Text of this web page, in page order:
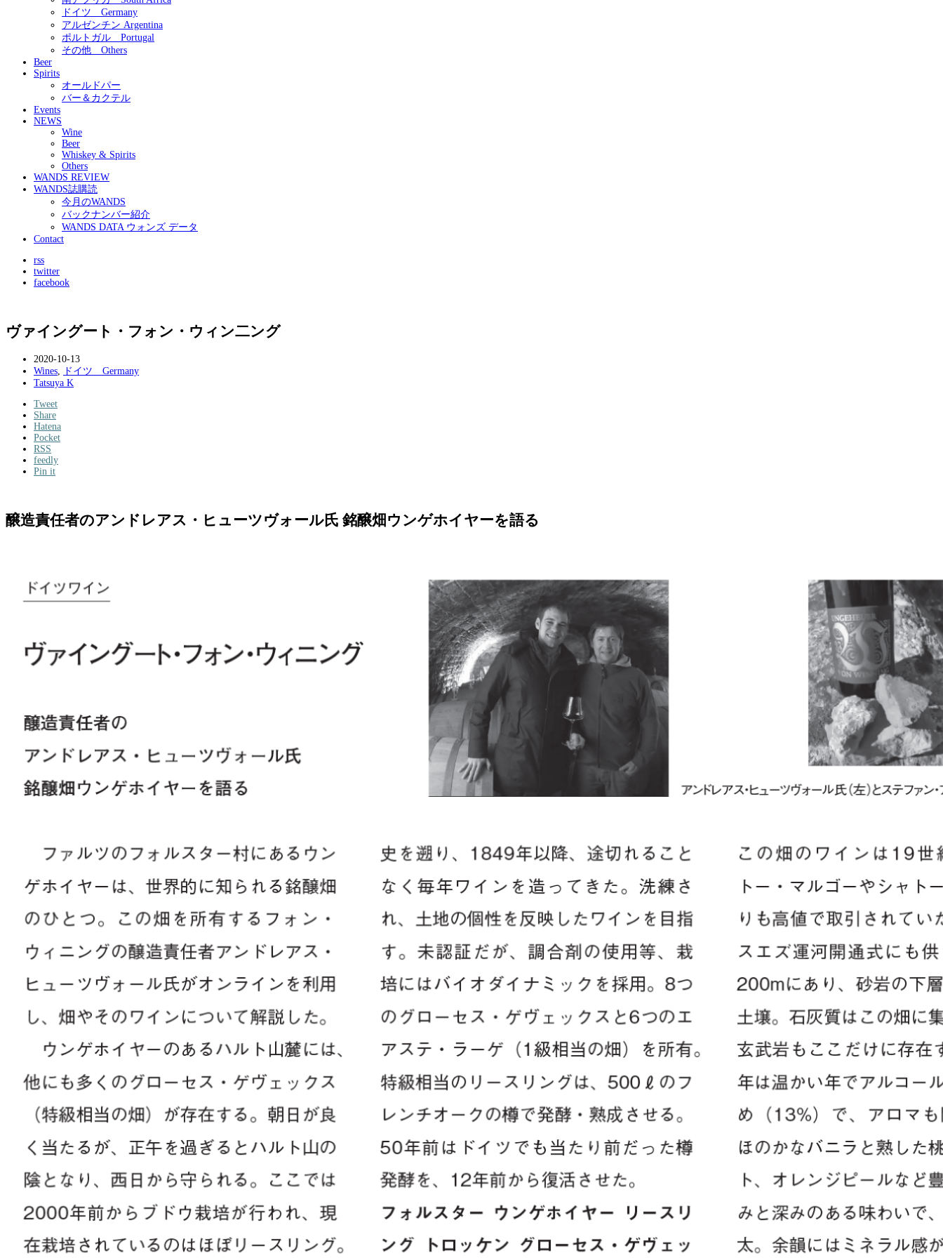
ドイツ Germany
アルゼンチン Argentina
ポルトガル Portugal
その他 Others
Beer
Spirits
オールドパー
バー＆カクテル
Events
NEWS
Wine
Beer
Whiskey & Spirits
Others
WANDS REVIEW
WANDS誌購読
今月のWANDS
バックナンバー紹介
WANDS DATA ウォンズ データ
Contact
rss
twitter
facebook
ヴァイングート・フォン・ウィン二ング
2020-10-13
Wines
ドイツ Germany
Tatsuya K
Tweet
Share
Hatena
Pocket
RSS
feedly
Pin it
醸造責任者のアンドレアス・ヒューツヴォール氏 銘醸畑ウンゲホイヤーを語る